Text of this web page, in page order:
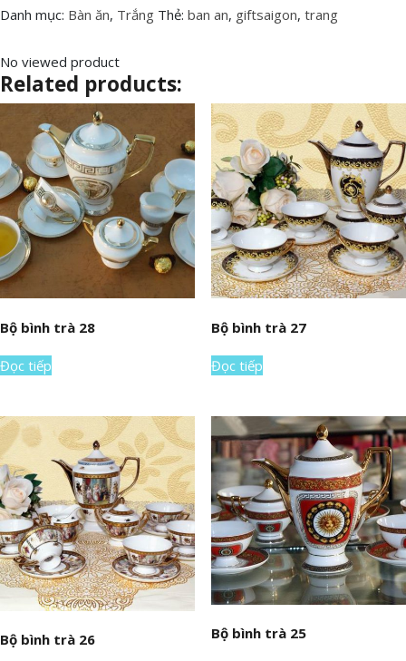
Danh mục: Bàn ăn, Trắng Thẻ: ban an, giftsaigon, trang
No viewed product
Related products:
Bộ bình trà 28
Đọc tiếp
Bộ bình trà 27
Đọc tiếp
Bộ bình trà 26 Bộ bình trà 25